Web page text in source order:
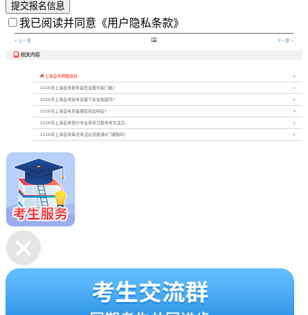
提交报名信息
我已阅读并同意 《用户隐私条款》
< 上一章  下一章 >
 相关内容
 上海自考押题资料
2026年上海自考报考是否设置年龄门槛？
2026年上海自考缺考会留下失信档案吗？
2026年上海自考具备哪些突出特征？
2026年上海自考部分专业停考已报考考生该怎...
2026年上海自考每次考试必须报满4门课程吗？